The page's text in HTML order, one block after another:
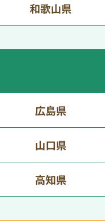
和歌山県
広島県
山口県
高知県